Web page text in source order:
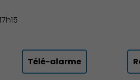
Télé-alarme